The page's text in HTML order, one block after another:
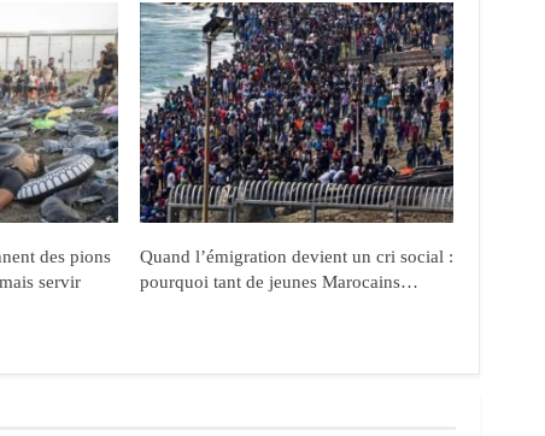
des pions
servir
Quand l’émigration devient un cri social :
pourquoi tant de jeunes Marocains…